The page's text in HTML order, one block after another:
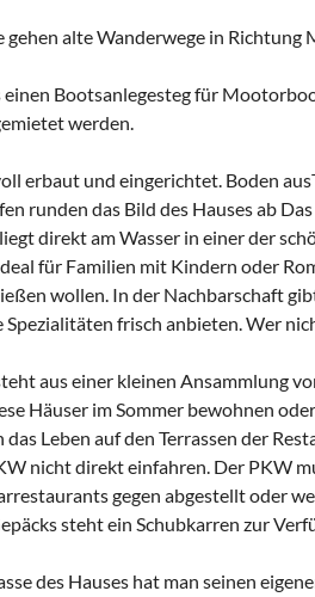
gehen alte Wanderwege in Richtung
einen Bootsanlegesteg für
werden.
erbaut und eingerichtet. Boden
runden das Bild des Hauses ab
direkt am Wasser in einer der
für Familien mit Kindern oder
wollen. In der Nachbarschaft
frisch anbieten. Wer
aus einer kleinen Ansammlung
Häuser im Sommer bewohnen
Leben auf den Terrassen der
nicht direkt einfahren. Der PKW
gegen abgestellt oder
steht ein Schubkarren zur
des Hauses hat man seinen